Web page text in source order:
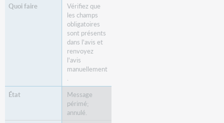
Vérifiez que
les champs
obligatoires
sont présents
dans l'avis et
renvoyez
l'avis
manuellement
.
Message
périmé;
annulé.